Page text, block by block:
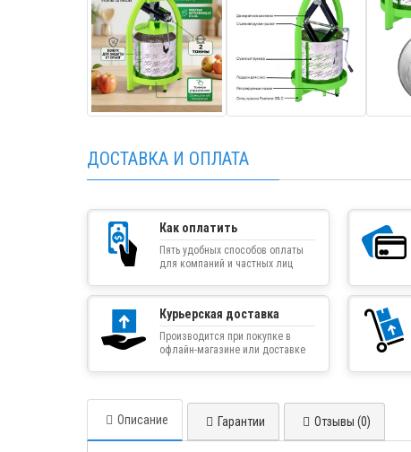
ДОСТАВКА И ОПЛАТА
Как оплатить
Пять удобных способов оплаты
для компаний и частных лиц
Курьерская доставка
Производится при покупке в
офлайн-магазине или доставке
Описание Гарантии Отзывы (0)